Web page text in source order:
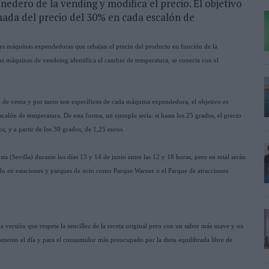
de la vending y modifica el precio. El objetivo
del precio del 30% en cada escalón de
máquinas expendedoras que rebajan el precio del producto en función de la
máquinas de vendeing identifica el cambio de temperatura, se conecta con el
venta y por tanto son específicos de cada máquina expendedora, el objetivo es
de temperatura. De esta forma, un ejemplo sería: si hasta los 25 grados, el precio
y a partir de los 30 grados, de 1,25 euros.
(Sevilla) durante los días 13 y 14 de junio entre las 12 y 18 horas, pero en total serán
estaciones y parques de ocio como Parque Warner o el Parque de atracciones
que respeta la sencillez de la receta original pero con un sabor más suave y un
el día y para el consumidor más preocupado por la dieta equilibrada libre de